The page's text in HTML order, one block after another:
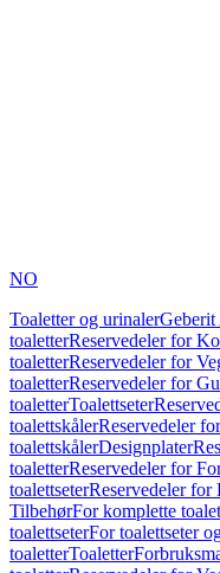
NO
Toaletter og urinalerGeberit
toaletterReservedeler for
toaletterReservedeler for
toaletterReservedeler for
toaletterToalettseter
toalettskålerReservedeler
toalettskålerDesignplater
toaletterReservedeler for
toalettseterReservedeler for
TilbehørFor komplette
toalettseterFor toalettseter
toaletterToaletter